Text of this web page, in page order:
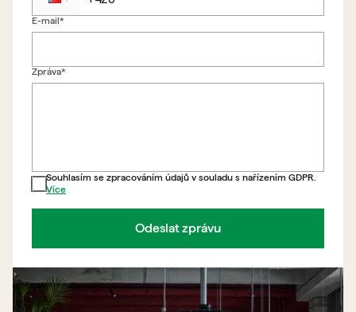
Zpět na formulář
E-mail*
Zpráva*
Souhlasím se zpracováním údajů v souladu s nařízením GDPR.
Více
Odeslat zprávu